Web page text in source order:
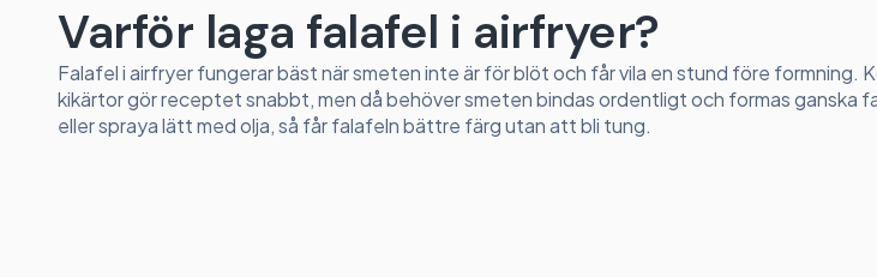
Varför laga falafel i airfryer?
Falafel i airfryer fungerar bäst när smeten inte är för blöt och får vila en stund före formning.
kikärtor gör receptet snabbt, men då behöver smeten bindas ordentligt och formas ganska
eller spraya lätt med olja, så får falafeln bättre färg utan att bli tung.